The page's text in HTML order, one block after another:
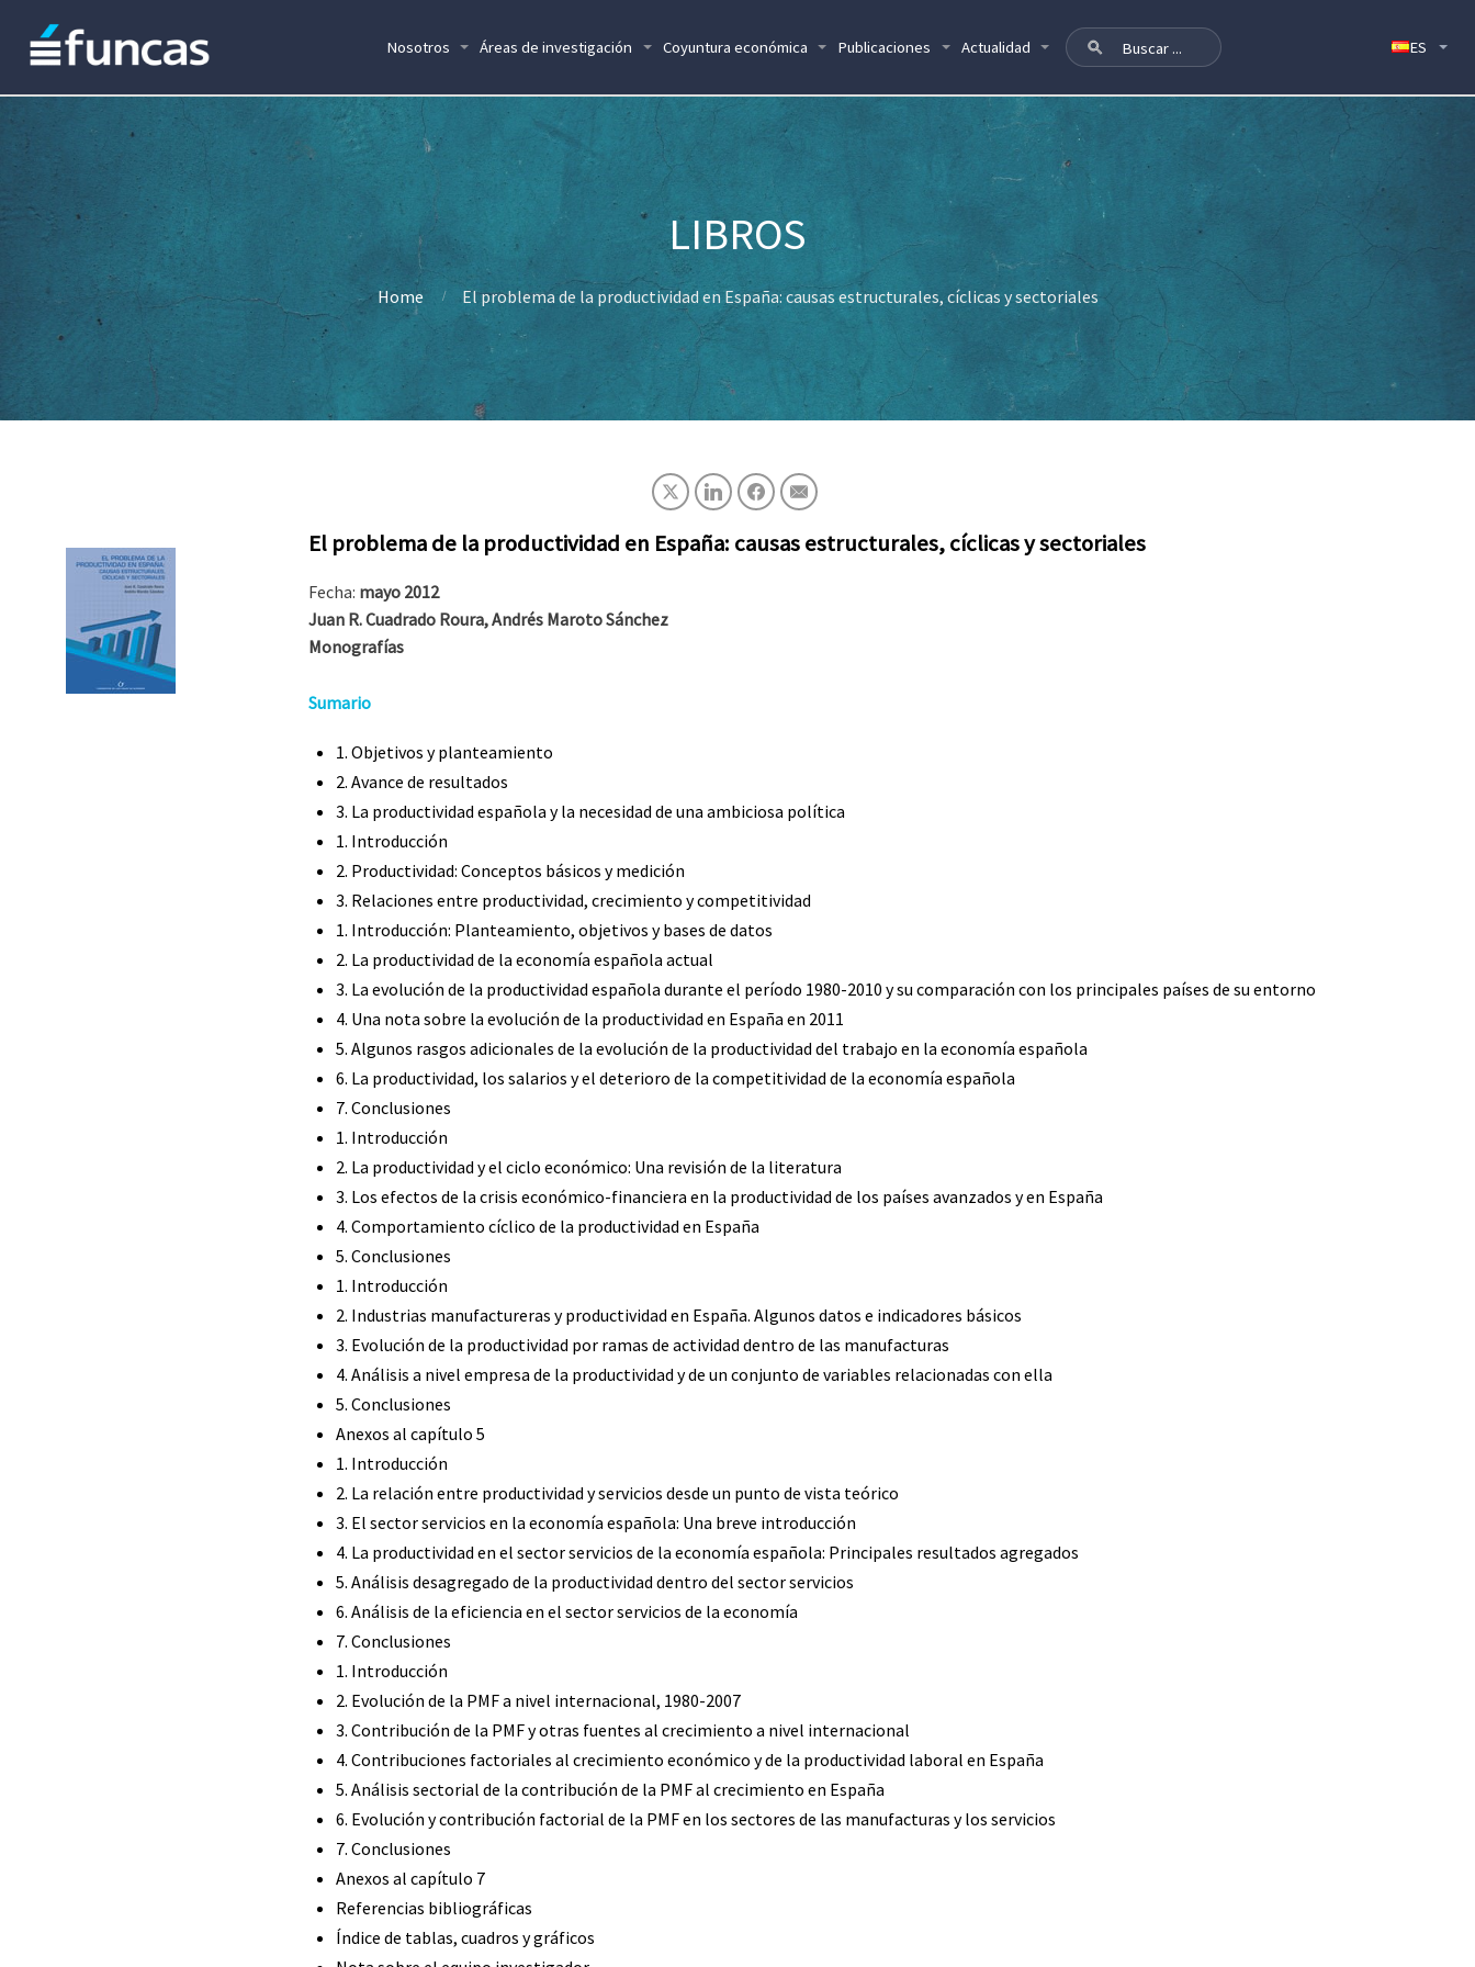
Nosotros Áreas de investigación Coyuntura económica Publicaciones Actualidad
Home El problema de la productividad en España: causas estructurales, cíclicas y sectoriales
El problema de la productividad en España: causas estructurales, cíclicas y sectoriales
Fecha: mayo 2012
Juan R. Cuadrado Roura, Andrés Maroto Sánchez
Monografías
Sumario
1. Objetivos y planteamiento
2. Avance de resultados
3. La productividad española y la necesidad de una ambiciosa política
1. Introducción
2. Productividad: Conceptos básicos y medición
3. Relaciones entre productividad, crecimiento y competitividad
1. Introducción: Planteamiento, objetivos y bases de datos
2. La productividad de la economía española actual
3. La evolución de la productividad española durante el período 1980-2010 y su comparación con los principales países de su entorno
4. Una nota sobre la evolución de la productividad en España en 2011
5. Algunos rasgos adicionales de la evolución de la productividad del trabajo en la economía española
6. La productividad, los salarios y el deterioro de la competitividad de la economía española
7. Conclusiones
1. Introducción
2. La productividad y el ciclo económico: Una revisión de la literatura
3. Los efectos de la crisis económico-financiera en la productividad de los países avanzados y en España
4. Comportamiento cíclico de la productividad en España
5. Conclusiones
1. Introducción
2. Industrias manufactureras y productividad en España. Algunos datos e indicadores básicos
3. Evolución de la productividad por ramas de actividad dentro de las manufacturas
4. Análisis a nivel empresa de la productividad y de un conjunto de variables relacionadas con ella
5. Conclusiones
Anexos al capítulo 5
1. Introducción
2. La relación entre productividad y servicios desde un punto de vista teórico
3. El sector servicios en la economía española: Una breve introducción
4. La productividad en el sector servicios de la economía española: Principales resultados agregados
5. Análisis desagregado de la productividad dentro del sector servicios
6. Análisis de la eficiencia en el sector servicios de la economía
7. Conclusiones
1. Introducción
2. Evolución de la PMF a nivel internacional, 1980-2007
3. Contribución de la PMF y otras fuentes al crecimiento a nivel internacional
4. Contribuciones factoriales al crecimiento económico y de la productividad laboral en España
5. Análisis sectorial de la contribución de la PMF al crecimiento en España
6. Evolución y contribución factorial de la PMF en los sectores de las manufacturas y los servicios
7. Conclusiones
Anexos al capítulo 7
Referencias bibliográficas
Índice de tablas, cuadros y gráficos